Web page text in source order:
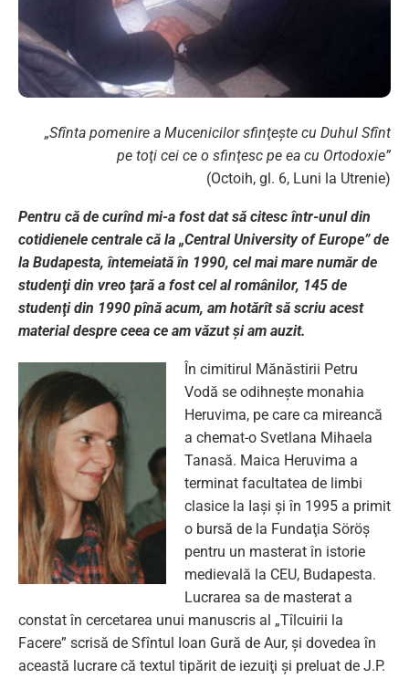
„Sfînta pomenire a Mucenicilor sfinţeşte cu Duhul Sfînt
pe toţi cei ce o sfinţesc pe ea cu Ortodoxie”
(Octoih, gl. 6, Luni la Utrenie)
Pentru că de curînd mi-a fost dat să citesc într-unul din
cotidienele centrale că la „Central University of Europe” de
la Budapesta, întemeiată în 1990, cel mai mare număr de
studenţi din vreo ţară a fost cel al românilor, 145 de
studenţi din 1990 pînă acum, am hotărît să scriu acest
material despre ceea ce am văzut şi am auzit.
În cimitirul Mănăstirii Petru
Vodă se odihneşte monahia
Heruvima, pe care ca mireancă
a chemat-o Svetlana Mihaela
Tanasă. Maica Heruvima a
terminat facultatea de limbi
clasice la Iaşi şi în 1995 a primit
o bursă de la Fundaţia Söröş
pentru un masterat în istorie
medievală la CEU, Budapesta.
Lucrarea sa de masterat a
constat în cercetarea unui manuscris al „Tîlcuirii la
Facere” scrisă de Sfîntul Ioan Gură de Aur, şi dovedea în
această lucrare că textul tipărit de iezuiţi şi preluat de J.P.